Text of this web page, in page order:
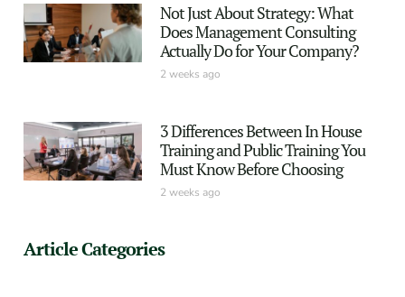
Not Just About Strategy: What
Does Management Consulting
Actually Do for Your Company?
2 weeks ago
3 Differences Between In House
Training and Public Training You
Must Know Before Choosing
2 weeks ago
Article Categories